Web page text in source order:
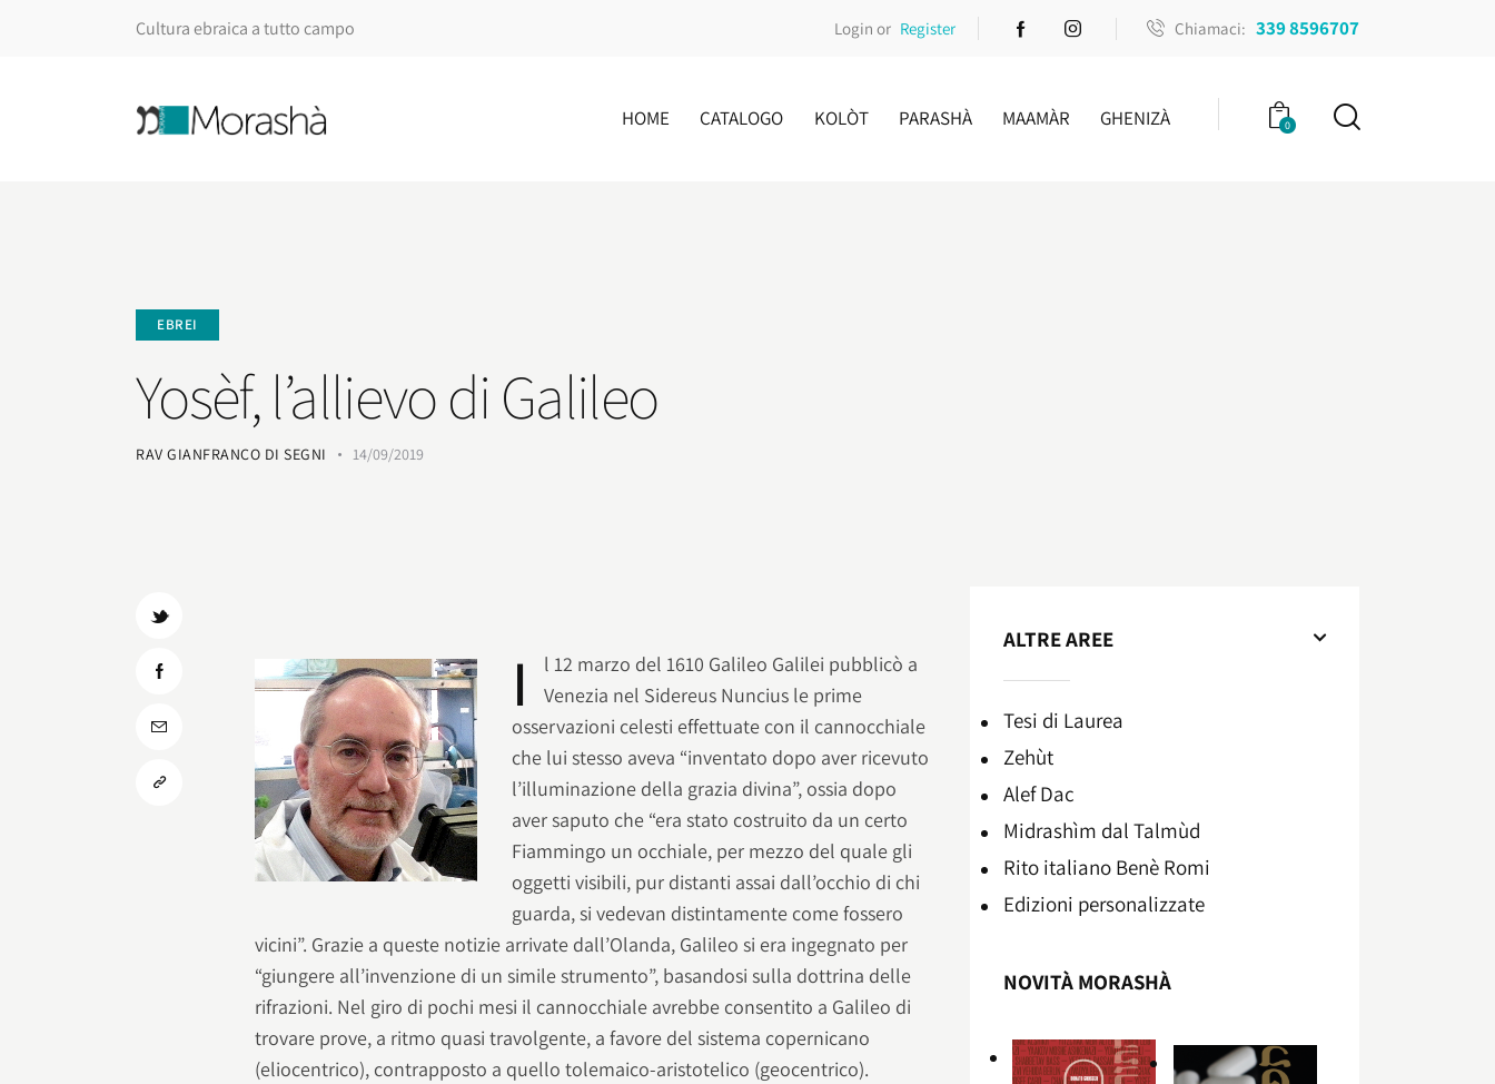
Cultura ebraica a tutto campo Login or Register Chiamaci: 339 8596707
HOME CATALOGO KOLÒT PARASHÀ MAAMÀR GHENIZÀ 0
EBREI
Yosèf, l’allievo di Galileo
RAV GIANFRANCO DI SEGNI 14/09/2019
I
l 12 marzo del 1610 Galileo Galilei pubblicò a
Venezia nel Sidereus Nuncius le prime
osservazioni celesti effettuate con il cannocchiale
che lui stesso aveva “inventato dopo aver ricevuto
l’illuminazione della grazia divina”, ossia dopo
aver saputo che “era stato costruito da un certo
Fiammingo un occhiale, per mezzo del quale gli
oggetti visibili, pur distanti assai dall’occhio di chi
guarda, si vedevan distintamente come fossero
vicini”. Grazie a queste notizie arrivate dall’Olanda, Galileo si era ingegnato per
“giungere all’invenzione di un simile strumento”, basandosi sulla dottrina delle
rifrazioni. Nel giro di pochi mesi il cannocchiale avrebbe consentito a Galileo di
trovare prove, a ritmo quasi travolgente, a favore del sistema copernicano
(eliocentrico), contrapposto a quello tolemaico-aristotelico (geocentrico).
ALTRE AREE
Tesi di Laurea
Zehùt
Alef Dac
Midrashìm dal Talmùd
Rito italiano Benè Romi​
Edizioni personalizzate
NOVITÀ MORASHÀ